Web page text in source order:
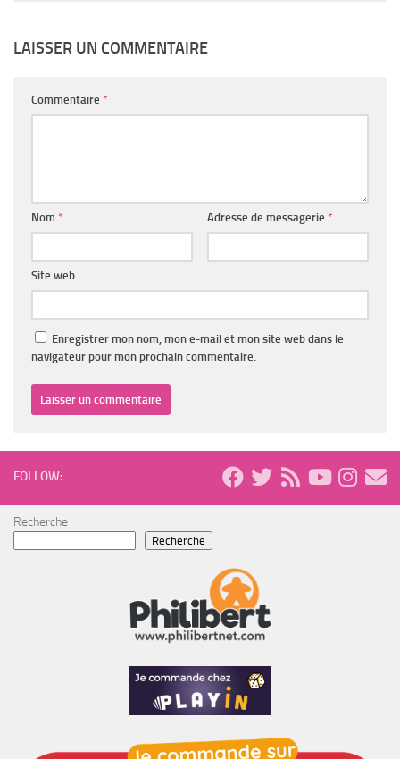
LAISSER UN COMMENTAIRE
Commentaire *
Nom * Adresse de messagerie *
Site web
Enregistrer mon nom, mon e-mail et mon site web dans le
navigateur pour mon prochain commentaire.
FOLLOW:
Recherche
Recherche